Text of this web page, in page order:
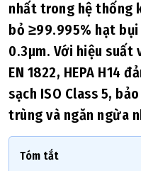
nhất trong hệ thống
bỏ ≥99.995% hạt
0.3µm. Với hiệu
EN 1822, HEPA H14
sạch ISO Class 5,
trùng và ngăn ngừa
Tóm tắt